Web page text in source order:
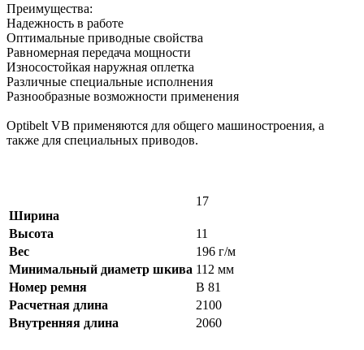
Преимущества:
Надежность в работе
Оптимальные приводные свойства
Равномерная передача мощности
Износостойкая наружная оплетка
Различные специальные исполнения
Разнообразные возможности применения
Оptibelt VB применяются для общего машиностроения, а
также для специальных приводов.
Ширина
17
Высота
11
Вес
196 г/м
Минимальный диаметр шкива 112 мм
Номер ремня
B 81
Расчетная длина
2100
Внутренняя длина
2060